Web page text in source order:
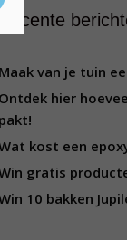
Recente
Maak van je tuin
Ontdek hier
pakt!
kost een
gratis
10 bakken